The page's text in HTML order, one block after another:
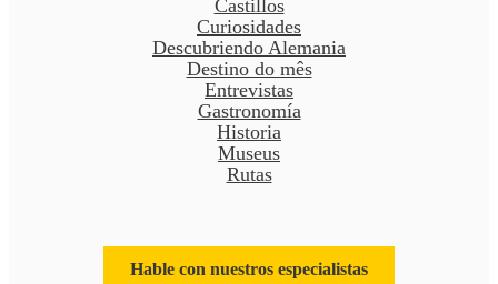
Castillos
Curiosidades
Descubriendo Alemania
Destino do mês
Entrevistas
Gastronomía
Historia
Museus
Rutas
Hable con nuestros especialistas